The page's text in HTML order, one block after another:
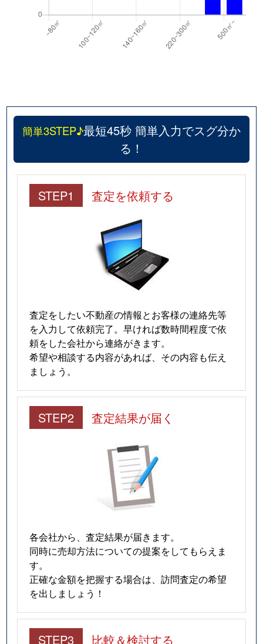
簡単3STEP♪最短45秒 簡単入力でスグ分か
る！
STEP1 査定を依頼する
査定をしたい不動産の情報とお客様の連絡先等
を入力して依頼完了。早ければ数時間程度で依
頼をした会社から連絡がきます。
希望や相談する内容があれば、その内容も伝え
ましょう。
STEP2 査定結果が届く
各会社から、査定結果が届きます。
同時に売却方法についての提案をしてもらえま
す。
正確な金額を把握する場合は、訪問査定の希望
を出しましょう！
STEP3 比較＆検討する